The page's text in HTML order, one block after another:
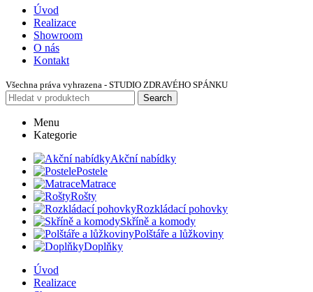
Úvod
Realizace
Showroom
O nás
Kontakt
Všechna práva vyhrazena - STUDIO ZDRAVÉHO SPÁNKU
Search
Menu
Kategorie
Akční nabídky
Postele
Matrace
Rošty
Rozkládací pohovky
Skříně a komody
Polštáře a lůžkoviny
Doplňky
Úvod
Realizace